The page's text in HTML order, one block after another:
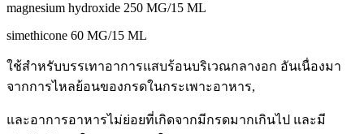
magnesium hydroxide 250 MG/15 ML
simethicone 60 MG/15 ML
ใช้สำหรับบรรเทาอาการแสบร้อนบริเวณกลางอก อันเนื่องมา
จากการไหลย้อนของกรดในกระเพาะอาหาร,
และอาการอาหารไม่ย่อยที่เกิดจากมีกรดมากเกินไป และมี